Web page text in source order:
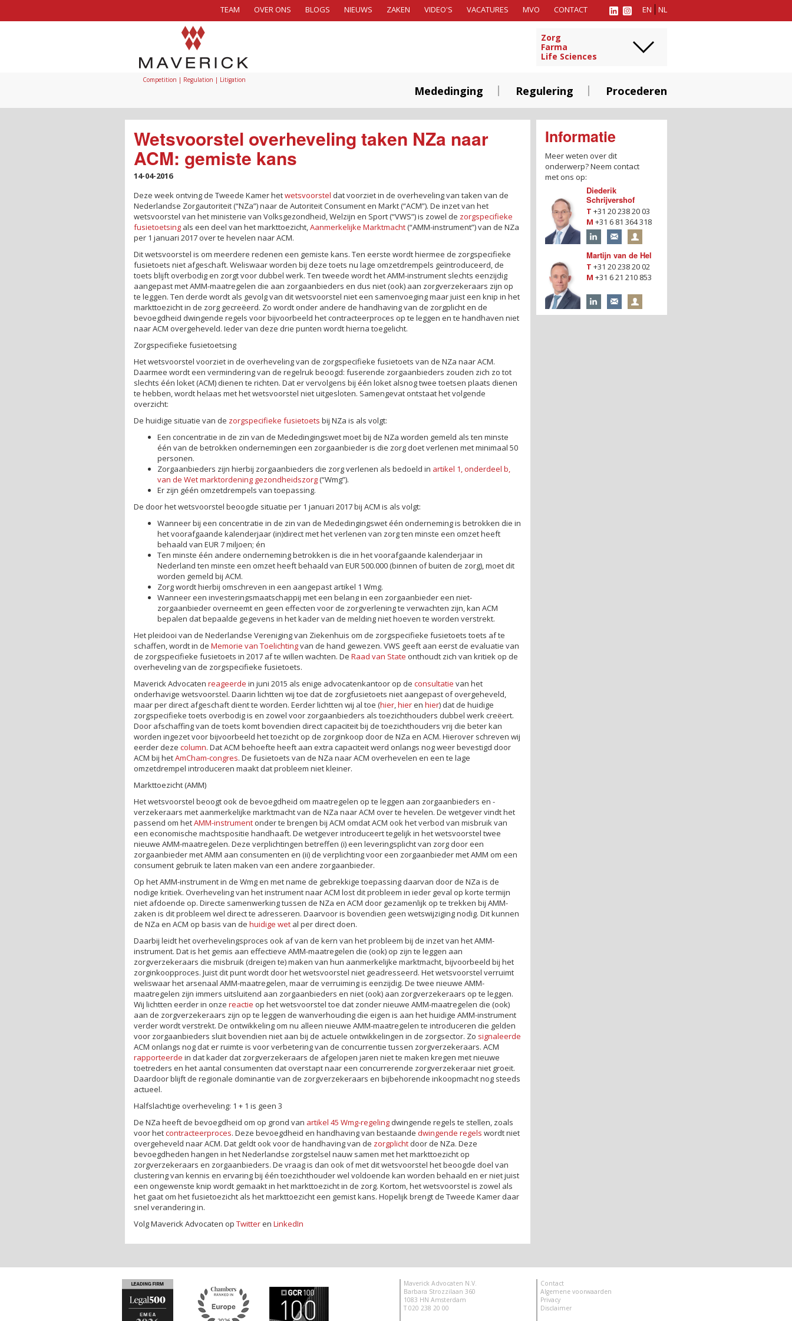
EN NL
TEAM OVER ONS BLOGS NIEUWS ZAKEN VIDEO'S VACATURES MVO CONTACT
Competition | Regulation | Litigation
Zorg
Farma
Life Sciences
Mededinging Regulering Procederen
Wetsvoorstel overheveling taken NZa naar
ACM: gemiste kans
14-04-2016
Deze week ontving de Tweede Kamer hetwetsvoorstel dat voorziet in de overheveling van taken van de
Nederlandse Zorgautoriteit (“NZa”) naar de Autoriteit Consument en Markt (“ACM”). De inzet van het
wetsvoorstel van het ministerie van Volksgezondheid, Welzijn en Sport (“VWS”) is zowel de zorgspecifieke
fusietoetsing als een deel van het markttoezicht, Aanmerkelijke Marktmacht(“AMM-instrument”) van de NZa
per 1 januari 2017 over te hevelen naar ACM.
Dit wetsvoorstel is om meerdere redenen een gemiste kans. Ten eerste wordt hiermee de zorgspecifieke
fusietoets niet afgeschaft. Weliswaar worden bij deze toets nu lage omzetdrempels geïntroduceerd, de
toets blijft overbodig en zorgt voor dubbel werk. Ten tweede wordt het AMM-instrument slechts eenzijdig
aangepast met AMM-maatregelen die aan zorgaanbieders en dus niet (ook) aan zorgverzekeraars zijn op
te leggen. Ten derde wordt als gevolg van dit wetsvoorstel niet een samenvoeging maar juist een knip in het
markttoezicht in de zorg gecreëerd. Zo wordt onder andere de handhaving van de zorgplicht en de
bevoegdheid dwingende regels voor bijvoorbeeld het contracteerproces op te leggen en te handhaven niet
naar ACM overgeheveld. Ieder van deze drie punten wordt hierna toegelicht.
Zorgspecifieke fusietoetsing
Het wetsvoorstel voorziet in de overheveling van de zorgspecifieke fusietoets van de NZa naar ACM.
Daarmee wordt een vermindering van de regelruk beoogd: fuserende zorgaanbieders zouden zich zo tot
slechts één loket (ACM) dienen te richten. Dat er vervolgens bij één loket alsnog twee toetsen plaats dienen
te hebben, wordt helaas met het wetsvoorstel niet uitgesloten. Samengevat ontstaat het volgende
overzicht:
De huidige situatie van de zorgspecifieke fusietoets bij NZa is als volgt:
Een concentratie in de zin van de Mededingingswet moet bij de NZa worden gemeld als ten minste
één van de betrokken ondernemingen een zorgaanbieder is die zorg doet verlenen met minimaal 50
personen.
Zorgaanbieders zijn hierbij zorgaanbieders die zorg verlenen als bedoeld in artikel 1, onderdeel b,
van de Wet marktordening gezondheidszorg(“Wmg”).
Er zijn géén omzetdrempels van toepassing.
De door het wetsvoorstel beoogde situatie per 1 januari 2017 bij ACM is als volgt:
Wanneer bij een concentratie in de zin van de Mededingingswet één onderneming is betrokken die in
het voorafgaande kalenderjaar (in)direct met het verlenen van zorg ten minste een omzet heeft
behaald van EUR 7 miljoen; én
Ten minste één andere onderneming betrokken is die in het voorafgaande kalenderjaar in
Nederland ten minste een omzet heeft behaald van EUR 500.000 (binnen of buiten de zorg), moet dit
worden gemeld bij ACM.
Zorg wordt hierbij omschreven in een aangepast artikel 1 Wmg.
Wanneer een investeringsmaatschappij met een belang in een zorgaanbieder een niet-
zorgaanbieder overneemt en geen effecten voor de zorgverlening te verwachten zijn, kan ACM
bepalen dat bepaalde gegevens in het kader van de melding niet hoeven te worden verstrekt.
Het pleidooi van de Nederlandse Vereniging van Ziekenhuis om de zorgspecifieke fusietoets toets af te
schaffen, wordt in de Memorie van Toelichtingvan de hand gewezen. VWS geeft aan eerst de evaluatie van
de zorgspecifieke fusietoets in 2017 af te willen wachten. De Raad van State onthoudt zich van kritiek op de
overheveling van de zorgspecifieke fusietoets.
Maverick Advocaten reageerde in juni 2015 als enige advocatenkantoor op de consultatie van het
onderhavige wetsvoorstel. Daarin lichtten wij toe dat de zorgfusietoets niet aangepast of overgeheveld,
maar per direct afgeschaft dient te worden. Eerder lichtten wij al toe (hier hieren hier) dat de huidige
zorgspecifieke toets overbodig is en zowel voor zorgaanbieders als toezichthouders dubbel werk creëert.
Door afschaffing van de toets komt bovendien direct capaciteit bij de toezichthouders vrij die beter kan
worden ingezet voor bijvoorbeeld het toezicht op de zorginkoop door de NZa en ACM. Hierover schreven wij
eerder deze column. Dat ACM behoefte heeft aan extra capaciteit werd onlangs nog weer bevestigd door
ACM bij hetAmCham-congres. De fusietoets van de NZa naar ACM overhevelen en een te lage
omzetdrempel introduceren maakt dat probleem niet kleiner.
Markttoezicht (AMM)
Het wetsvoorstel beoogt ook de bevoegdheid om maatregelen op te leggen aan zorgaanbieders en -
verzekeraars met aanmerkelijke marktmacht van de NZa naar ACM over te hevelen. De wetgever vindt het
passend om hetAMM-instrument onder te brengen bij ACM omdat ACM ook het verbod van misbruik van
een economische machtspositie handhaaft. De wetgever introduceert tegelijk in het wetsvoorstel twee
nieuwe AMM-maatregelen. Deze verplichtingen betreffen (i) een leveringsplicht van zorg door een
zorgaanbieder met AMM aan consumenten en (ii) de verplichting voor een zorgaanbieder met AMM om een
consument gebruik te laten maken van een andere zorgaanbieder.
Op het AMM-instrument in de Wmg en met name de gebrekkige toepassing daarvan door de NZa is de
nodige kritiek. Overheveling van het instrument naar ACM lost dit probleem in ieder geval op korte termijn
niet afdoende op. Directe samenwerking tussen de NZa en ACM door gezamenlijk op te trekken bij AMM-
zaken is dit probleem wel direct te adresseren. Daarvoor is bovendien geen wetswijziging nodig. Dit kunnen
de NZa en ACM op basis van de huidige wet al per direct doen.
Daarbij leidt het overhevelingsproces ook af van de kern van het probleem bij de inzet van het AMM-
instrument. Dat is het gemis aan effectieve AMM-maatregelen die (ook) op zijn te leggen aan
zorgverzekeraars die misbruik (dreigen te) maken van hun aanmerkelijke marktmacht, bijvoorbeeld bij het
zorginkoopproces. Juist dit punt wordt door het wetsvoorstel niet geadresseerd. Het wetsvoorstel verruimt
weliswaar het arsenaal AMM-maatregelen, maar de verruiming is eenzijdig. De twee nieuwe AMM-
maatregelen zijn immers uitsluitend aan zorgaanbieders en niet (ook) aan zorgverzekeraars op te leggen.
Wij lichtten eerder in onze reactie op het wetsvoorstel toe dat zonder nieuwe AMM-maatregelen die (ook)
aan de zorgverzekeraars zijn op te leggen de wanverhouding die eigen is aan het huidige AMM-instrument
verder wordt verstrekt. De ontwikkeling om nu alleen nieuwe AMM-maatregelen te introduceren die gelden
voor zorgaanbieders sluit bovendien niet aan bij de actuele ontwikkelingen in de zorgsector. Zo signaleerde
ACM onlangs nog dat er ruimte is voor verbetering van de concurrentie tussen zorgverzekeraars. ACM
rapporteerde in dat kader dat zorgverzekeraars de afgelopen jaren niet te maken kregen met nieuwe
toetreders en het aantal consumenten dat overstapt naar een concurrerende zorgverzekeraar niet groeit.
Daardoor blijft de regionale dominantie van de zorgverzekeraars en bijbehorende inkoopmacht nog steeds
actueel.
Halfslachtige overheveling: 1 + 1 is geen 3
De NZa heeft de bevoegdheid om op grond van artikel 45 Wmg-regeling dwingende regels te stellen, zoals
voor hetcontracteerproces. Deze bevoegdheid en handhaving van bestaande dwingende regels wordt niet
overgeheveld naar ACM. Dat geldt ook voor de handhaving van de zorgplicht door de NZa. Deze
bevoegdheden hangen in het Nederlandse zorgstelsel nauw samen met het markttoezicht op
zorgverzekeraars en zorgaanbieders. De vraag is dan ook of met dit wetsvoorstel het beoogde doel van
clustering van kennis en ervaring bij één toezichthouder wel voldoende kan worden behaald en er niet juist
een ongewenste knip wordt gemaakt in het markttoezicht in de zorg. Kortom, het wetsvoorstel is zowel als
het gaat om het fusietoezicht als het markttoezicht een gemist kans. Hopelijk brengt de Tweede Kamer daar
snel verandering in.
Volg Maverick Advocaten op Twitteren LinkedIn
Informatie
Meer weten over dit
onderwerp?Neem contact
met ons op:
Diederik
Schrijvershof
T +31 20 238 20 03
M +31 6 81 364 318
Martijn van de Hel
T +31 20 238 20 02
M +31 6 21 210 853
Contact
Algemene voorwaarden
Privacy
Disclaimer
Maverick Advocaten N.V.
Barbara Strozzilaan 360
1083 HN Amsterdam
T 020 238 20 00